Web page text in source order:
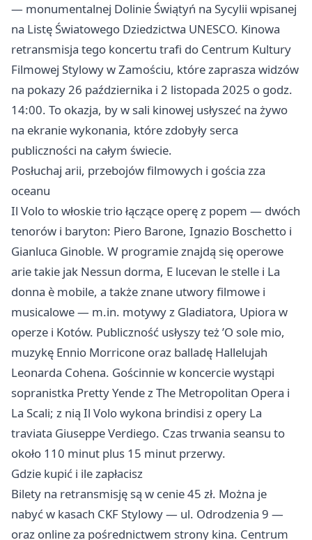
— monumentalnej Dolinie Świątyń na Sycylii wpisanej
na Listę Światowego Dziedzictwa UNESCO. Kinowa
retransmisja tego koncertu trafi do Centrum Kultury
Filmowej Stylowy w Zamościu, które zaprasza widzów
na pokazy 26 października i 2 listopada 2025 o godz.
14:00. To okazja, by w sali kinowej usłyszeć na żywo
na ekranie wykonania, które zdobyły serca
publiczności na całym świecie.
Posłuchaj arii, przebojów filmowych i gościa zza
oceanu
Il Volo to włoskie trio łączące operę z popem — dwóch
tenorów i baryton: Piero Barone, Ignazio Boschetto i
Gianluca Ginoble. W programie znajdą się operowe
arie takie jak Nessun dorma, E lucevan le stelle i La
donna è mobile, a także znane utwory filmowe i
musicalowe — m.in. motywy z Gladiatora, Upiora w
operze i Kotów. Publiczność usłyszy też ’O sole mio,
muzykę Ennio Morricone oraz balladę Hallelujah
Leonarda Cohena. Gościnnie w koncercie wystąpi
sopranistka Pretty Yende z The Metropolitan Opera i
La Scali; z nią Il Volo wykona brindisi z opery La
traviata Giuseppe Verdiego. Czas trwania seansu to
około 110 minut plus 15 minut przerwy.
Gdzie kupić i ile zapłacisz
Bilety na retransmisję są w cenie 45 zł. Można je
nabyć w kasach CKF Stylowy — ul. Odrodzenia 9 —
oraz online za pośrednictwem strony kina. Centrum